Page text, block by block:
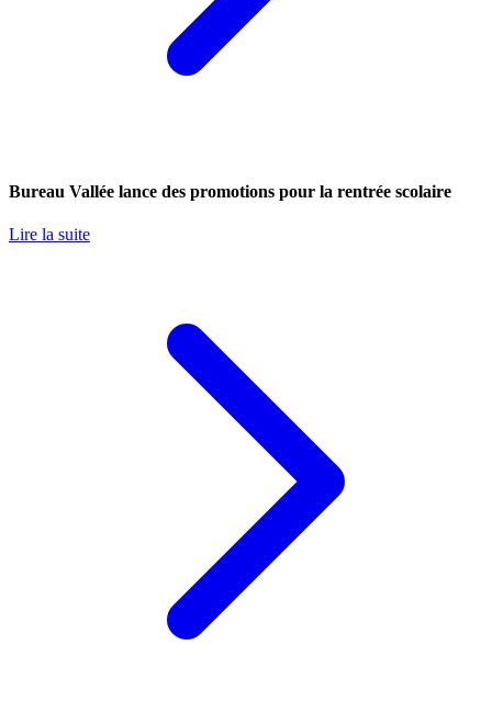
Bureau Vallée lance des promotions pour la rentrée scolaire
Lire la suite